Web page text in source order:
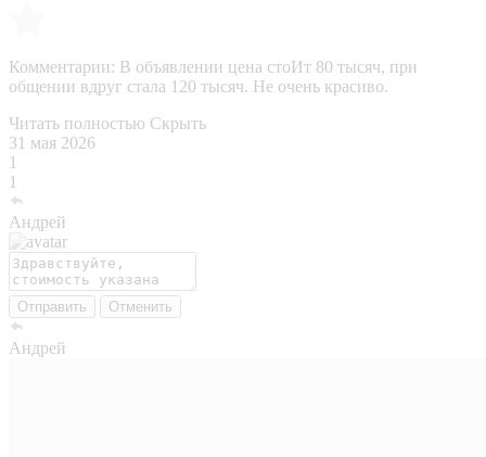
Комментарии: В объявлении цена стоИт 80 тысяч, при
общении вдруг стала 120 тысяч. Не очень красиво.
Читать полностью Скрыть
31 мая 2026
1
1
Андрей
Отправить Отменить
Андрей